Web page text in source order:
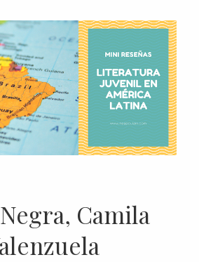
Camila